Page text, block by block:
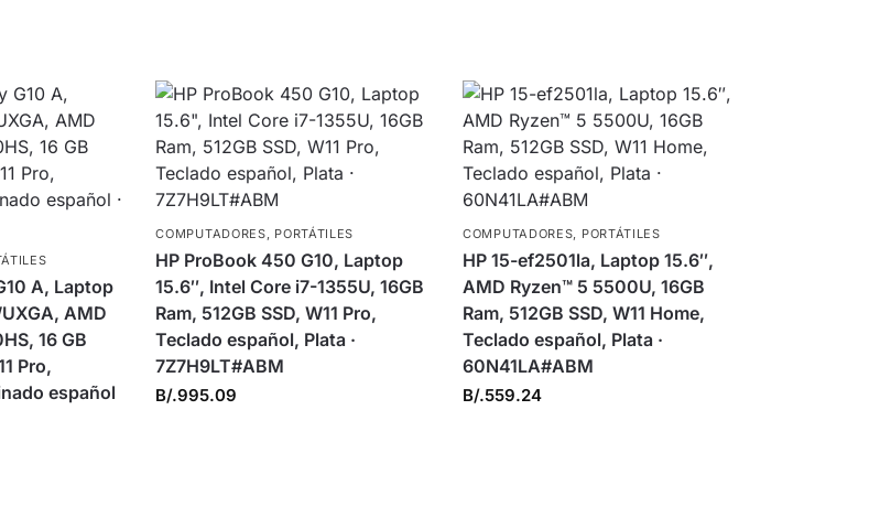
A, Laptop
AMD
16 GB
Pro,
español
COMPUTADORES, PORTÁTILES
HP ProBook 450 G10, Laptop
15.6″, Intel Core i7-1355U, 16GB
Ram, 512GB SSD, W11 Pro,
Teclado español, Plata ·
7Z7H9LT#ABM
B/.995.09
COMPUTADORES, PORTÁTILES
HP 15-ef2501la, Laptop 15.6″,
AMD Ryzen™ 5 5500U, 16GB
Ram, 512GB SSD, W11 Home,
Teclado español, Plata ·
60N41LA#ABM
B/.559.24